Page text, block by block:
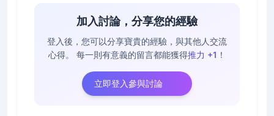
加入討論，分享您的經驗
登入後，您可以分享寶貴的經驗，與其他人交流
心得。
每一則有意義的留言都能獲得推力 +1 ！
立即登入參與討論